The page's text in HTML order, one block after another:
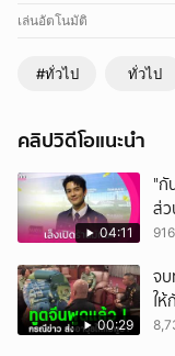
เล่นอัตโนมัติ
#ทั่วไป ทั่วไป
คลิปวิดีโอแนะนำ
04:11
"กั
ส่ว
00:29
จ
ใ